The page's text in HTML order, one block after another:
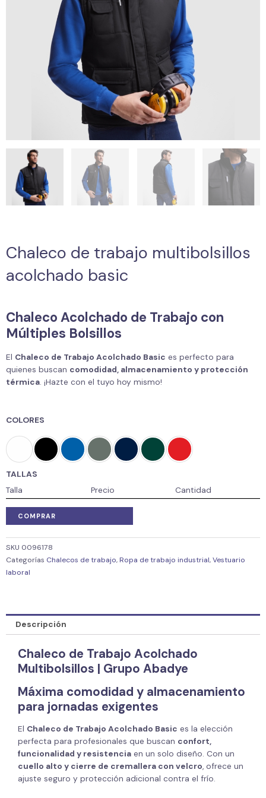
Chaleco de trabajo multibolsillos
acolchado basic
Chaleco Acolchado de Trabajo con
Múltiples Bolsillos
El Chaleco de Trabajo Acolchado Basic es perfecto para
quienes buscan comodidad, almacenamiento y protección
térmica. ¡Hazte con el tuyo hoy mismo!
COLORES
TALLAS
Talla
Precio Cantidad
COMPRAR
SKU 0096178
Categorías Chalecos de trabajo,Ropa de trabajo industrial,Vestuario
laboral
Descripción
Chaleco de Trabajo Acolchado
Multibolsillos | Grupo Abadye
Máxima comodidad y almacenamiento
para jornadas exigentes
El Chaleco de Trabajo Acolchado Basic es la elección
perfecta para profesionales que buscan confort,
funcionalidad y resistencia en un solo diseño. Con un
cuello alto y cierre de cremallera con velcro, ofrece un
ajuste seguro y protección adicional contra el frío.